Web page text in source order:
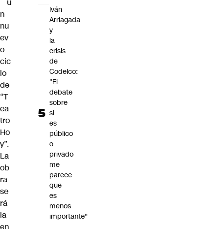
n
nu
ev
o
cic
lo
de
“T
ea
tro
Ho
y”.
La
ob
ra
se
rá
la
en
Iván
Arriagada
y
la
crisis
de
Codelco:
"El
debate
sobre
si
es
público
o
privado
me
parece
que
es
menos
importante"